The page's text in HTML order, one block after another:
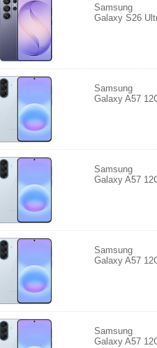
Samsung
Galaxy S26
Samsung
Galaxy A57
Samsung
Galaxy A57
Samsung
Galaxy A57
Samsung
Galaxy A57